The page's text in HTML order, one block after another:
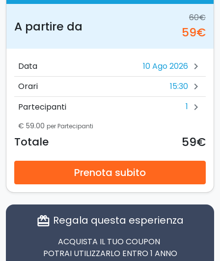
A partire da
60€
59€
Data chevron_right
Orari 15:30 chevron_right
Partecipanti 1 chevron_right
€ 59.00 per Partecipanti
Totale 59€
Prenota subito
card_giftcard Regala questa esperienza
ACQUISTA IL TUO COUPON
POTRAI UTILIZZARLO ENTRO 1 ANNO